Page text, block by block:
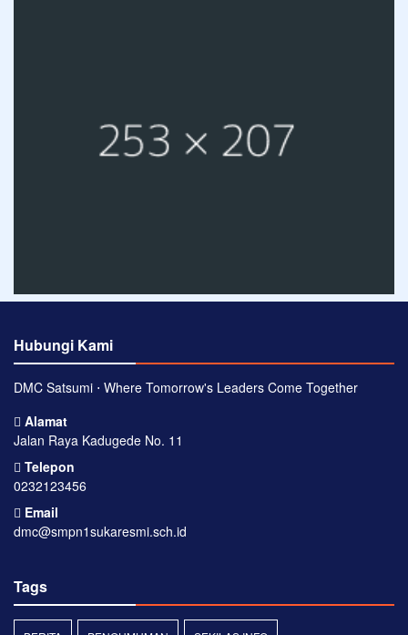
Hubungi Kami
DMC Satsumi ⋅ Where Tomorrow's Leaders Come Together
Alamat
Jalan Raya Kadugede No. 11
Telepon
0232123456
Email
dmc@smpn1sukaresmi.sch.id
Tags